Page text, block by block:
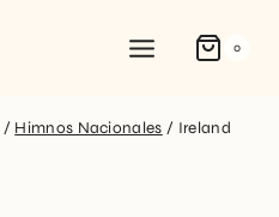
0
/ Himnos Nacionales / Ireland